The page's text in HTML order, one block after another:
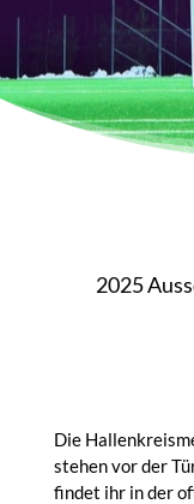
2025
Die
stehen vor der
findet ihr in der